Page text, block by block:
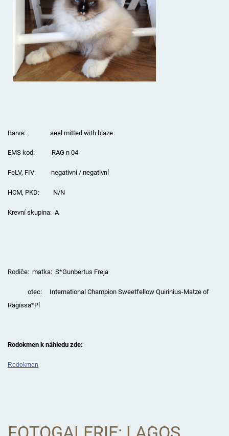
Barva: seal mitted with blaze
EMS kod: RAG n 04
FeLV, FIV: negativní / negativní
HCM, PKD: N/N
Krevní skupina: A
Rodiče: matka: S*Gunbertus Freja
otec: International Champion Sweetfellow Quirinius-Matze of
Ragissa*Pl
Rodokmen k náhledu zde:
Rodokmen